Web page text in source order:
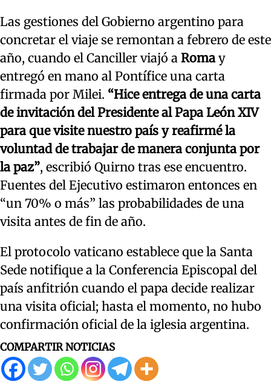
Las gestiones del Gobierno argentino para
concretar el viaje se remontan a febrero de este
año, cuando el Canciller viajó a Roma y
entregó en mano al Pontífice una carta
firmada por Milei. “Hice entrega de una carta
de invitación del Presidente al Papa León XIV
para que visite nuestro país y reafirmé la
voluntad de trabajar de manera conjunta por
la paz”, escribió Quirno tras ese encuentro.
Fuentes del Ejecutivo estimaron entonces en
“un 70% o más” las probabilidades de una
visita antes de fin de año.
El protocolo vaticano establece que la Santa
Sede notifique a la Conferencia Episcopal del
país anfitrión cuando el papa decide realizar
una visita oficial; hasta el momento, no hubo
confirmación oficial de la iglesia argentina.
COMPARTIR NOTICIAS